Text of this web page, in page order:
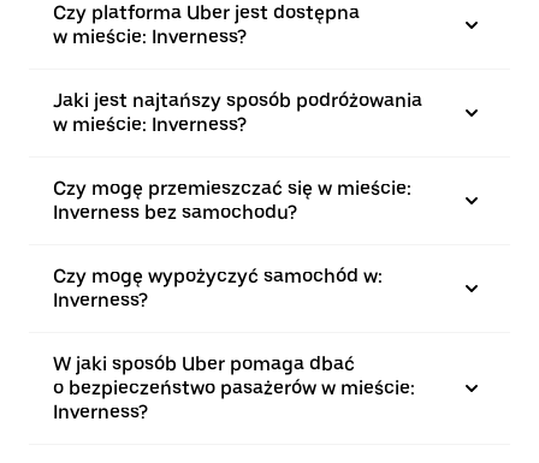
Czy platforma Uber jest dostępna
w mieście: Inverness?
Jaki jest najtańszy sposób podróżowania
w mieście: Inverness?
Czy mogę przemieszczać się w mieście:
Inverness bez samochodu?
Czy mogę wypożyczyć samochód w:
Inverness?
W jaki sposób Uber pomaga dbać
o bezpieczeństwo pasażerów w mieście:
Inverness?